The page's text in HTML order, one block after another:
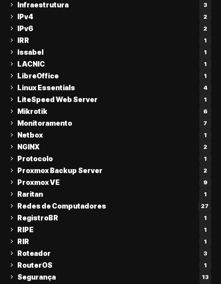
Infraestrutura 3
IPv4 2
IPv6 2
IRR 1
Issabel 1
LACNIC 1
LibreOffice 1
Linux Essentials 4
LiteSpeed Web Server 1
Mikrotik 6
Monitoramento 7
Netbox 1
NGINX 2
Protocolo 1
Proxmox Backup Server 2
Proxmox VE 9
Raritan 1
Redes de Computadores 27
RegistroBR 1
RIPE 1
RIR 1
Roteador 3
RouterOS 1
Segurança 13